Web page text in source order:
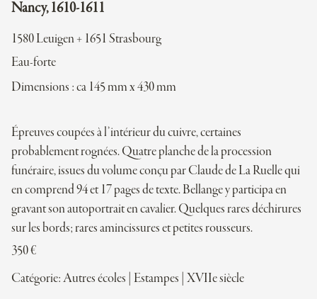
Nancy, 1610-1611
1580 Leuigen + 1651 Strasbourg
Eau-forte
Dimensions : ca 145 mm x 430 mm
Épreuves coupées à l’intérieur du cuivre, certaines
probablement rognées. Quatre planche de la procession
funéraire, issues du volume conçu par Claude de La Ruelle qui
en comprend 94 et 17 pages de texte. Bellange y participa en
gravant son autoportrait en cavalier. Quelques rares déchirures
sur les bords; rares amincissures et petites rousseurs.
350€
Catégorie:Autres écoles Estampes XVIIe siècle